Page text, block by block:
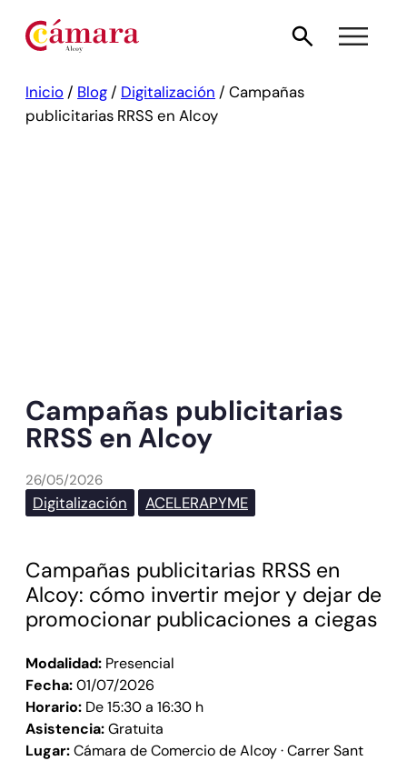
Inicio / Blog / Digitalización / Campañas
publicitarias RRSS en Alcoy
Campañas publicitarias
RRSS en Alcoy
26/05/2026
Digitalización ACELERAPYME
Campañas publicitarias RRSS en
Alcoy: cómo invertir mejor y dejar de
promocionar publicaciones a ciegas
Modalidad: Presencial
Fecha:01/07/2026
Horario: De 15:30 a 16:30 h
Asistencia:Gratuita
Lugar:Cámara de Comercio de Alcoy · Carrer Sant